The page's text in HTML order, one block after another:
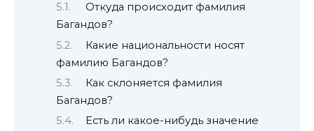
Откуда происходит фамилия
Багандов?
Какие национальности носят
фамилию Багандов?
Как склоняется фамилия
Багандов?
Есть ли какое-нибудь значение